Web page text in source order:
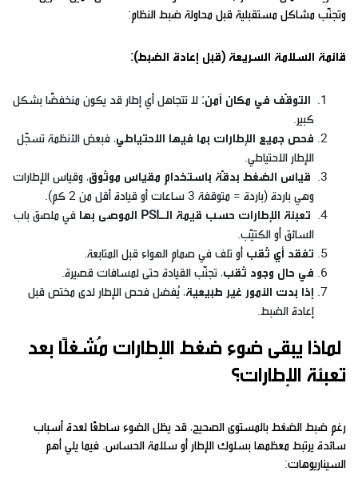
وتجنّب مشاكل مستقبلية قبل محاولة ضبط النظام:
قائمة السلامة السريعة (قبل إعادة الضبط):
التوقّف في مكان آمن: لا تتجاهل أي إطار قد يكون منخفضًا بشكل
كبير.
فحص جميع الإطارات بما فيها الاحتياطي، فبعض الأنظمة تسجّل
الإطار الاحتياطي.
قياس الضغط بدقّة باستخدام مقياس موثوق، وقياس الإطارات
وهي باردة (باردة = متوقفة 3 ساعات أو قيادة أقل من 2 كم).
تعبئة الإطارات حسب قيمة الـPSI الموصى بها
في ملصق باب
السائق أو الكتيّب.
تفقد أي ثقب أو تلف في صمام الهواء قبل المتابعة.
في حال وجود ثقب، تجنّب القيادة حتى لمسافات قصيرة.
إذا بدت الأمور غير طبيعية، يُفضل فحص الإطار لدى مختص قبل
إعادة الضبط.
لماذا يبقى ضوء ضغط الإطارات مُشغلًا بعد
تعبئة الإطارات؟
رغم ضبط الضغط بالمستوى الصحيح، قد يظل الضوء ساطعًا لعدة أسباب
سائدة يرتبط معظمها بسلوك الإطار أو سلامة الحساس. فيما يلي أهم
السيناريوهات: